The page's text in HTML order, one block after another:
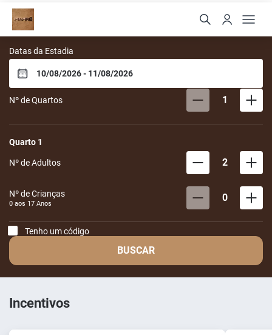
Mahré Hotel & Spa
Datas da Estadia
Nº de Quartos 1
Quarto 1
Nº de Adultos 2
Nº de Crianças
0 aos 17 Anos 0
Tenho um código
BUSCAR
Incentivos